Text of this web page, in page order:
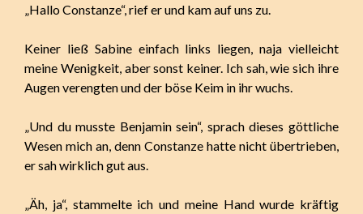
„Hallo Constanze“, rief er und kam auf uns zu.
Keiner ließ Sabine einfach links liegen, naja vielleicht
meine Wenigkeit, aber sonst keiner. Ich sah, wie sich ihre
Augen verengten und der böse Keim in ihr wuchs.
„Und du musste Benjamin sein“, sprach dieses göttliche
Wesen mich an, denn Constanze hatte nicht übertrieben,
er sah wirklich gut aus.
„Äh, ja“, stammelte ich und meine Hand wurde kräftig